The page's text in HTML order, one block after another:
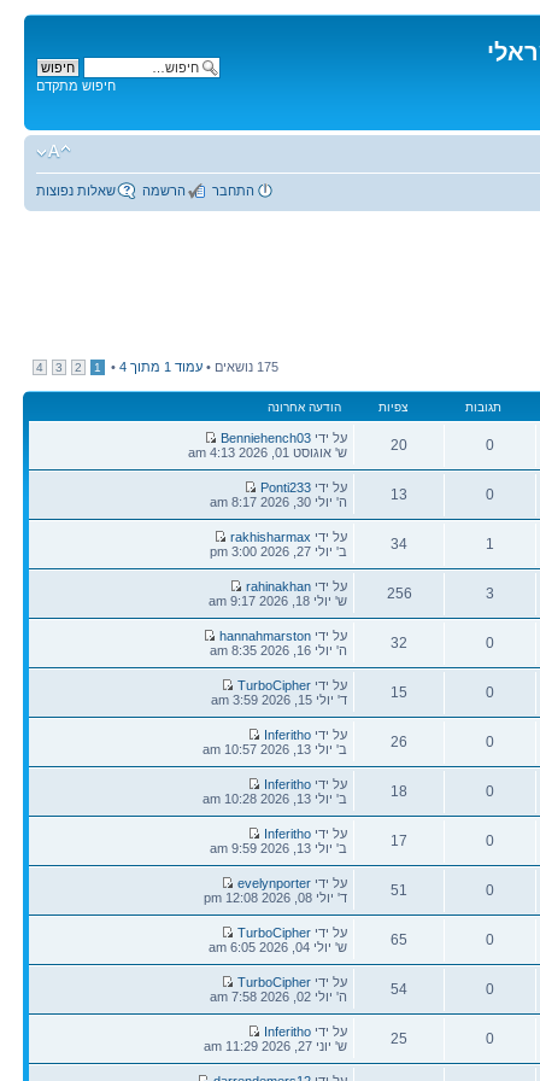
חיפוש מתקדם
שאלות נפוצות הרשמה התחבר
175 נושאים • עמוד 1 מתוך 4
•
1
2
3
4
תגובות צפיות הודעה אחרונה
0
תגובות
20
צפיות
הודעה
אחרונה
על ידיBenniehench03
ש' אוגוסט 01, 2026 4:13 am
0
תגובות
13
צפיות
הודעה
אחרונה
על ידיPonti233
ה' יולי 30, 2026 8:17 am
1
תגובות
34
צפיות
הודעה
אחרונה
על ידי rakhisharmax
ב' יולי 27, 2026 3:00 pm
3
תגובות
256
צפיות
הודעה
אחרונה
על ידיrahinakhan
ש' יולי 18, 2026 9:17 am
0
תגובות
32
צפיות
הודעה
אחרונה
על ידיhannahmarston
ה' יולי 16, 2026 8:35 am
0
תגובות
15
צפיות
הודעה
אחרונה
על ידיTurboCipher
ד' יולי 15, 2026 3:59 am
0
תגובות
26
צפיות
הודעה
אחרונה
על ידיInferitho
ב' יולי 13, 2026 10:57 am
0
תגובות
18
צפיות
הודעה
אחרונה
על ידיInferitho
ב' יולי 13, 2026 10:28 am
0
תגובות
17
צפיות
הודעה
אחרונה
על ידיInferitho
ב' יולי 13, 2026 9:59 am
0
תגובות
51
צפיות
הודעה
אחרונה
על ידיevelynporter
ד' יולי 08, 2026 12:08 pm
0
תגובות
65
צפיות
הודעה
אחרונה
על ידיTurboCipher
ש' יולי 04, 2026 6:05 am
0
תגובות
54
צפיות
הודעה
אחרונה
על ידיTurboCipher
ה' יולי 02, 2026 7:58 am
0
תגובות
25
צפיות
הודעה
אחרונה
על ידיInferitho
ש' יוני 27, 2026 11:29 am